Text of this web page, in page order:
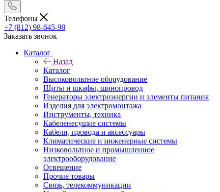
Телефоны
+7 (812) 98-645-98
Заказать звонок
Каталог
Назад
Каталог
Высоковольтное оборудование
Щиты и шкафы, шинопровод
Генераторы электроэнергии и элементы питания
Изделия для электромонтажа
Инструменты, техника
Кабеленесущие системы
Кабели, провода и аксессуары
Климатические и инженерные системы
Низковольтное и промышленное
электрооборудование
Освещение
Прочие товары
Связь, телекоммуникации